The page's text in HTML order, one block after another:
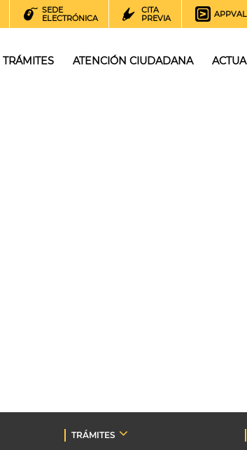
SEDE
ELECTRÓNICA
CITA
PREVIA
TRÁMITES ATENCIÓN CIUDADANA
TRÁMITES